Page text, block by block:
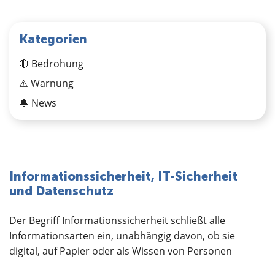
Kategorien
🔴 Bedrohung
⚠️ Warnung
🔔 News
Informationssicherheit, IT-Sicherheit
und Datenschutz
Der Begriff Informationssicherheit schließt alle
Informationsarten ein, unabhängig davon, ob sie
digital, auf Papier oder als Wissen von Personen